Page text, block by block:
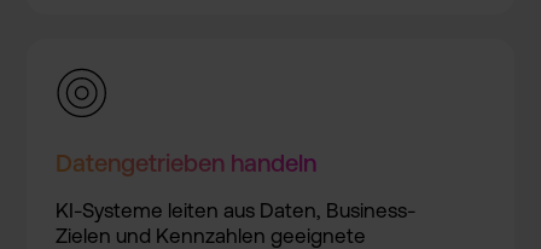
Datenget­rieben handeln
KI-Syste­me leiten aus Daten, Business­-
Zielen und Kennzahl­en geeignet­e